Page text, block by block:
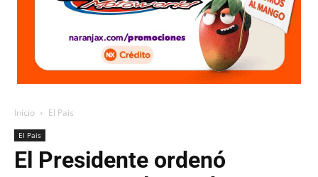
Inicio El Pais
El Pais
El Presidente ordenó